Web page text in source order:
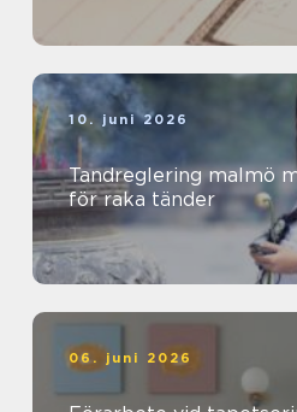
10. juni 2026
Tandreglering malmö moderna lösningar
för raka tänder
06. juni 2026